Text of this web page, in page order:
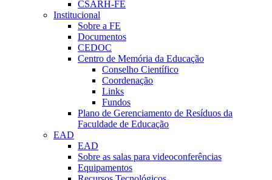
CSARH-FE
Institucional
Sobre a FE
Documentos
CEDOC
Centro de Memória da Educação
Conselho Científico
Coordenação
Links
Fundos
Plano de Gerenciamento de Resíduos da
Faculdade de Educação
EAD
EAD
Sobre as salas para videoconferências
Equipamentos